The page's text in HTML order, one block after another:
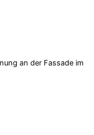
an der Fassade im